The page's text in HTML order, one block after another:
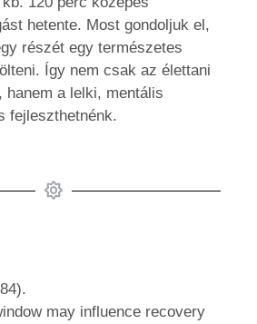
hetente. Most gondoljuk el,
részét egy természetes
Így nem csak az élettani
hanem a lelki, mentális
fejleszthetnénk.
may influence recovery